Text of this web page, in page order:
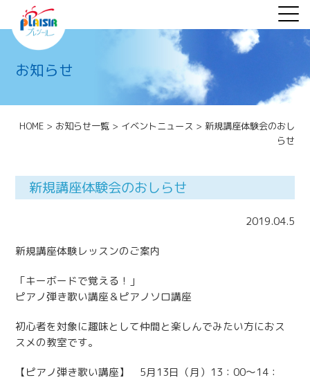
お知らせ
HOME> お知らせ一覧> イベントニュース > 新規講座体験会のおし
らせ
新規講座体験会のおしらせ
2019.04.5
新規講座体験レッスンのご案内
「キーボードで覚える！」
ピアノ弾き歌い講座＆ピアノソロ講座
初心者を対象に趣味として仲間と楽しんでみたい方におス
スメの教室です。
【ピアノ弾き歌い講座】 5月13日（月）13：00〜14：